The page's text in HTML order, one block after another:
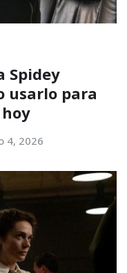
Spidey
usarlo para
4, 2026